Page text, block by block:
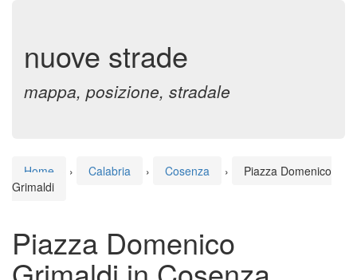
nuove strade
mappa, posizione, stradale
Home › Calabria › Cosenza ›
Piazza Domenico
Grimaldi
Piazza Domenico